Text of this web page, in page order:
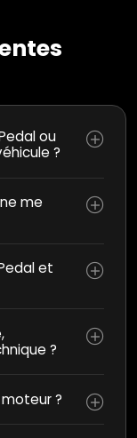
ou
?
me
et
?
?